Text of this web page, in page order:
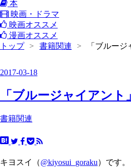
本
映画・ドラマ
映画オススメ
漫画オススメ
トップ
> 書籍関連 > 「ブルー
2017-03-18
「ブルージャイアン
書籍関連
キヨスイ（@kiyosui_goraku）です。